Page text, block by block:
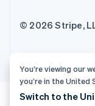
© 2026 Stripe,
You’re viewing our
you’re in the United
Switch to the